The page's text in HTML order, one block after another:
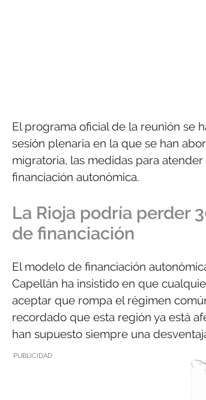
El programa oficial de la reunión se
sesión plenaria en la que se han
migratoria, las medidas para
financiación autonómica.
La Rioja podría perder
de financiación
El modelo de financiación
Capellán ha insistido en que
aceptar que rompa el régimen
recordado que esta región ya está
han supuesto siempre una
PUBLICIDAD